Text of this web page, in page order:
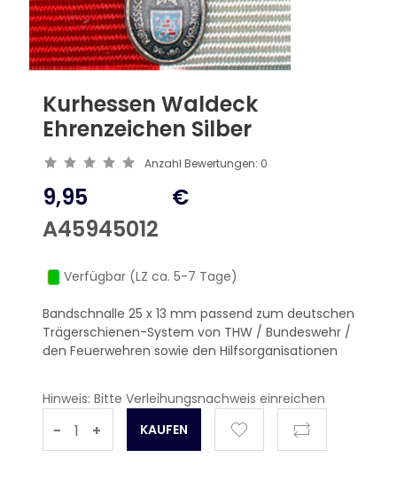
Kurhessen Waldeck
Ehrenzeichen Silber
Anzahl Bewertungen: 0
9,95
A45945012
€
Verfügbar (LZ ca. 5-7 Tage)
Bandschnalle 25 x 13 mm passend zum deutschen
Trägerschienen-System von THW / Bundeswehr /
den Feuerwehren sowie den Hilfsorganisationen
Hinweis: Bitte Verleihungsnachweis einreichen
- +